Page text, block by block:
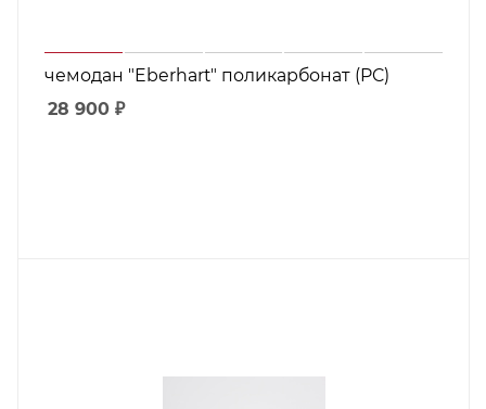
чемодан "Eberhart" поликарбонат (PC)
28 900 ₽